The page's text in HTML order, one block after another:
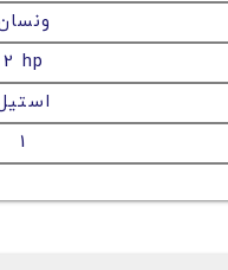
2 hp
1